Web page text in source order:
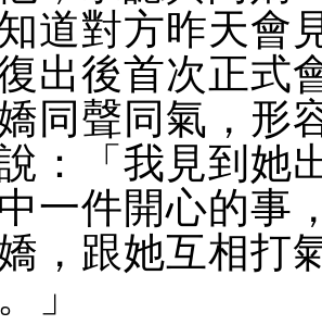
道對方昨天會
出後首次正式
同聲同氣，形
：「我見到她
一件開心的事
，跟她互相打
」